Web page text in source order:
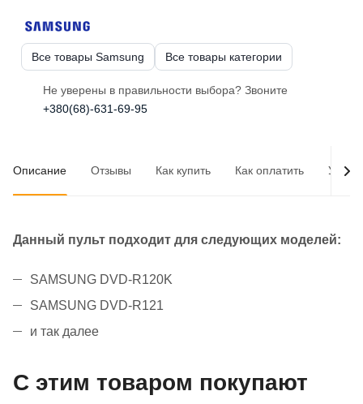
Все товары Samsung Все товары категории
Не уверены в правильности выбора? Звоните
+380(68)-631-69-95
Описание Отзывы Как купить Как оплатить
Данный пульт подходит для следующих моделей:
SAMSUNG DVD-R120K
SAMSUNG DVD-R121
и так далее
С этим товаром покупают